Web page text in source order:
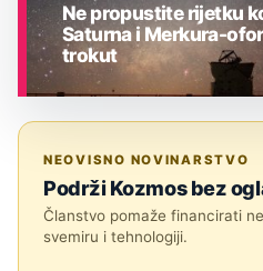
Ne propustite rijetku
Saturna i Merkura-
trokut
NEOVISNO NOVINARSTVO
Podrži Kozmos bez
Članstvo pomaže financirati
svemiru i tehnologiji.